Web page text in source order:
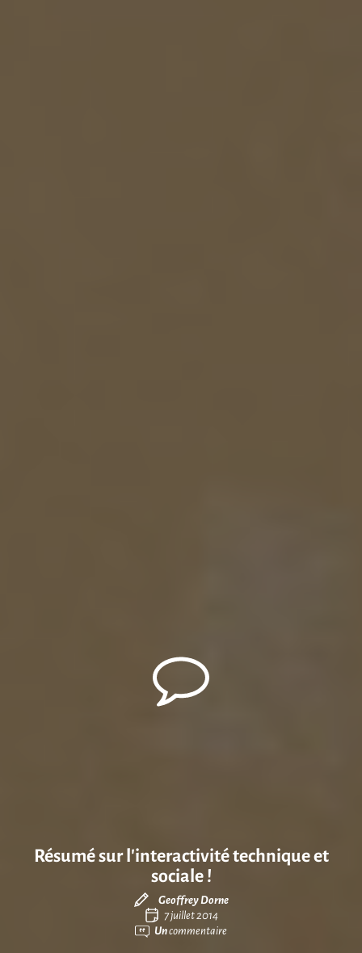
Résumé sur l’interactivité technique et
sociale !
Geoffrey Dorne
7 juillet 2014
Uncommentaire